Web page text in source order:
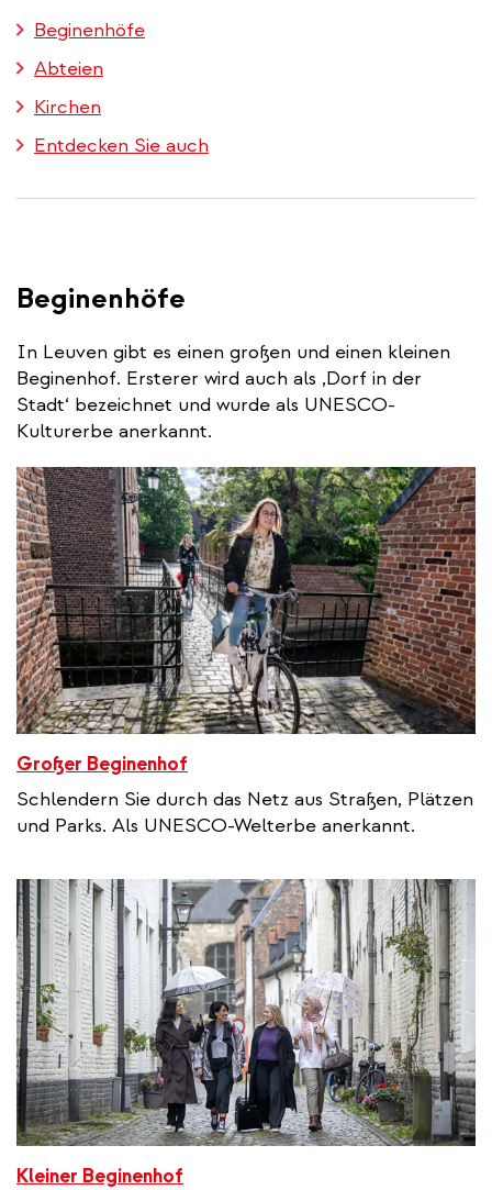
Beginenhöfe
Abteien
Kirchen
Entdecken Sie auch
Beginenhöfe
In Leuven gibt es einen großen und einen kleinen
Beginenhof. Ersterer wird auch als ‚Dorf in der
Stadt‘ bezeichnet und wurde als UNESCO-
Kulturerbe anerkannt.
Großer Beginenhof
Schlendern Sie durch das Netz aus Straßen, Plätzen
und Parks. Als UNESCO-Welterbe anerkannt.
Kleiner Beginenhof